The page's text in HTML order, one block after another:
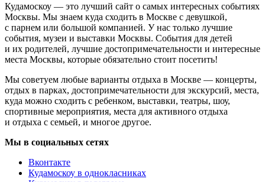
Кудамоскоу — это лучший сайт о самых интересных событиях
Москвы. Мы знаем куда сходить в Москве с девушкой,
с парнем или большой компанией. У нас только лучшие
события, музеи и выставки Москвы. События для детей
и их родителей, лучшие достопримечательности и интересные
места Москвы, которые обязательно стоит посетить!
Мы советуем любые варианты отдыха в Москве — концерты,
отдых в парках, достопримечательности для экскурсий, места,
куда можно сходить с ребенком, выставки, театры, шоу,
спортивные мероприятия, места для активного отдыха
и отдыха с семьей, и многое другое.
Мы в социальных сетях
Вконтакте
Кудамоскоу в однокласниках